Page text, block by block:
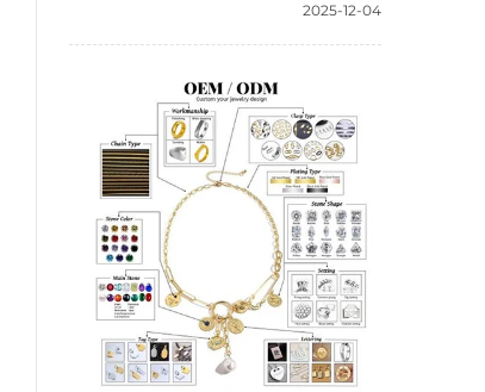
2025-12-04